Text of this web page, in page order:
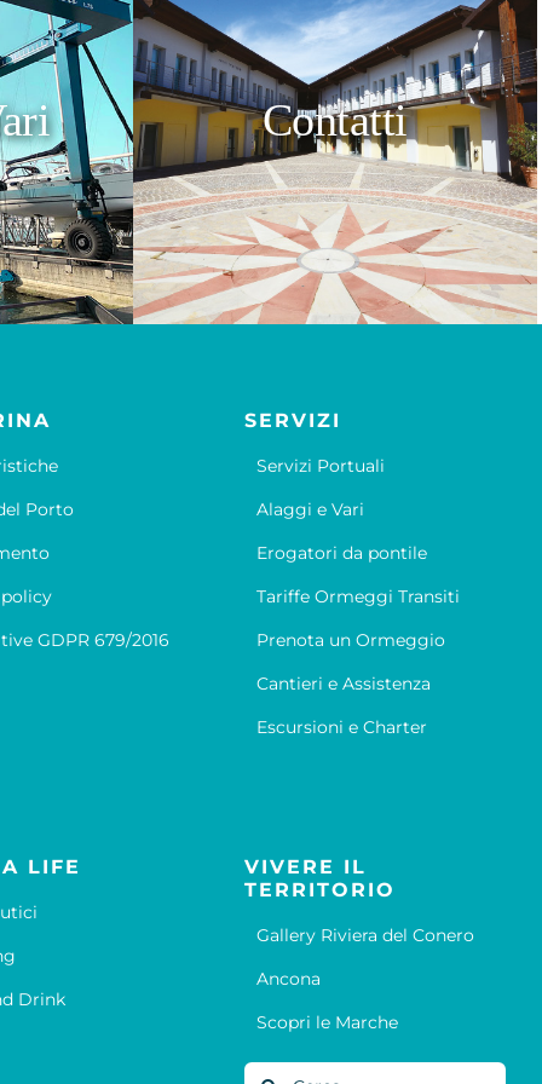
Contatti
Porto
GDPR 679/2016
SERVIZI
Servizi Portuali
Alaggi e Vari
Erogatori da pontile
Tariffe Ormeggi Transiti
Prenota un Ormeggio
Cantieri e Assistenza
Escursioni e Charter
LIFE
Drink
VIVERE IL
TERRITORIO
Gallery Riviera del Conero
Ancona
Scopri le Marche
Cerca